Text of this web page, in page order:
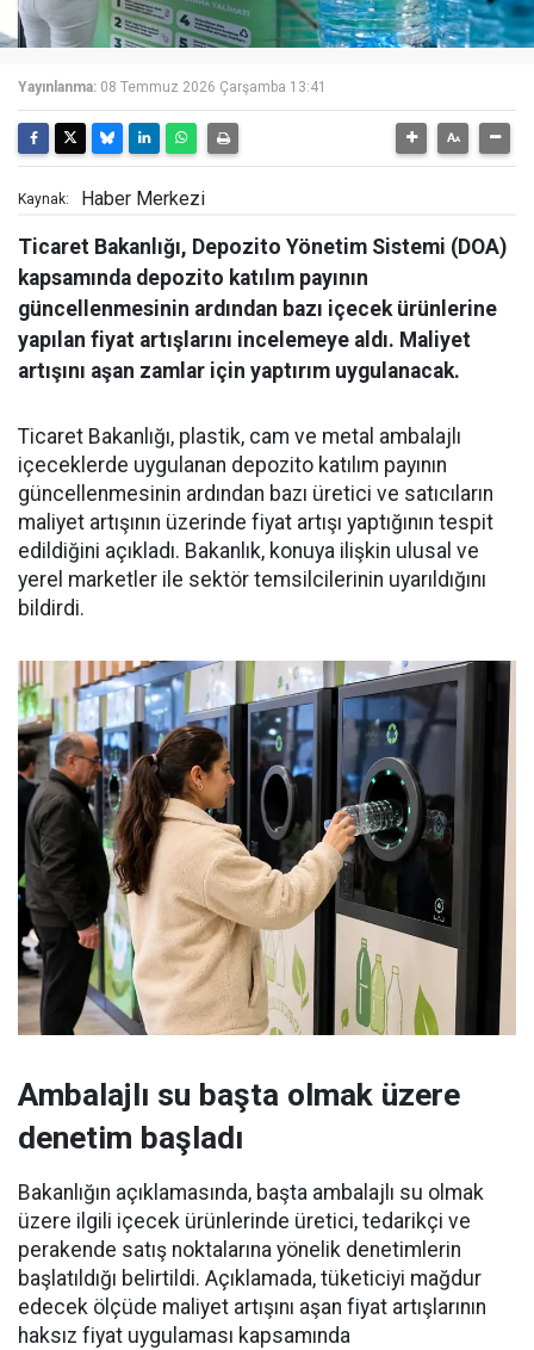
Yayınlanma: 08 Temmuz 2026 Çarşamba 13:41
Kaynak: Haber Merkezi
Ticaret Bakanlığı, Depozito Yönetim Sistemi (DOA)
kapsamında depozito katılım payının
güncellenmesinin ardından bazı içecek ürünlerine
yapılan fiyat artışlarını incelemeye aldı. Maliyet
artışını aşan zamlar için yaptırım uygulanacak.
Ticaret Bakanlığı, plastik, cam ve metal ambalajlı
içeceklerde uygulanan depozito katılım payının
güncellenmesinin ardından bazı üretici ve satıcıların
maliyet artışının üzerinde fiyat artışı yaptığının tespit
edildiğini açıkladı. Bakanlık, konuya ilişkin ulusal ve
yerel marketler ile sektör temsilcilerinin uyarıldığını
bildirdi.
Ambalajlı su başta olmak üzere
denetim başladı
Bakanlığın açıklamasında, başta ambalajlı su olmak
üzere ilgili içecek ürünlerinde üretici, tedarikçi ve
perakende satış noktalarına yönelik denetimlerin
başlatıldığı belirtildi. Açıklamada, tüketiciyi mağdur
edecek ölçüde maliyet artışını aşan fiyat artışlarının
haksız fiyat uygulaması kapsamında